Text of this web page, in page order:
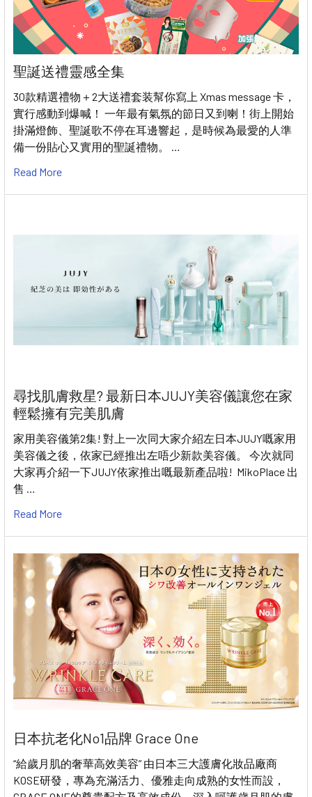
聖誕送禮靈感全集
30款精選禮物＋2大送禮套装幫你寫上 Xmas message 卡，
實行感動到爆喊！ 一年最有氣氛的節日又到喇！街上開始
掛滿燈飾、聖誕歌不停在耳邊響起，是時候為最愛的人準
備一份貼心又實用的聖誕禮物。 …
Read More
尋找肌膚救星? 最新日本JUJY美容儀讓您在家
輕鬆擁有完美肌膚
家用美容儀第2集! 對上一次同大家介紹左日本JUJY嘅家用
美容儀之後，依家已經推出左唔少新款美容儀。 今次就同
大家再介紹一下JUJY依家推出嘅最新產品啦! MikoPlace 出
售 …
Read More
日本抗老化No1品牌 Grace One
“給歲月肌的奢華高效美容” 由日本三大護膚化妝品廠商
KOSE研發，專為充滿活力、優雅走向成熟的女性而設，